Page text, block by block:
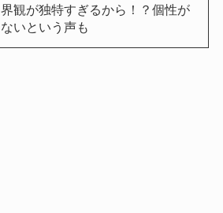
界観が独特すぎるから！？個性が
ないという声も